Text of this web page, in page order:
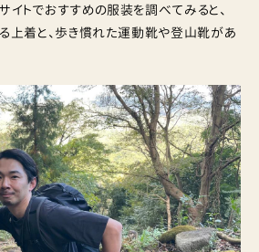
トでおすすめの服装を調べてみると、
上着と、歩き慣れた運動靴や登山靴があ